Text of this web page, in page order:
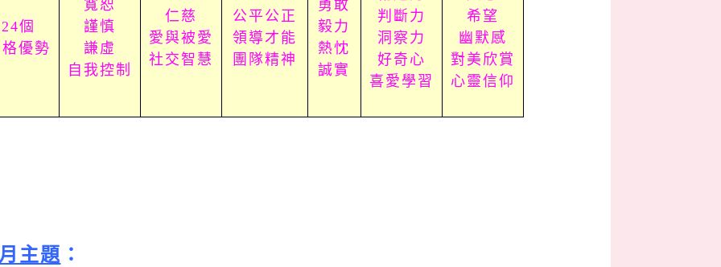
24個
優勢
寬恕
謹慎
謙虛
自我控制
仁慈
愛與被愛
社交智慧
公平公正
領導才能
團隊精神
勇敢
毅力
熱忱
誠實
判斷力
洞察力
好奇心
喜愛學習
希望
幽默感
對美欣賞
心靈信仰
主題 ：